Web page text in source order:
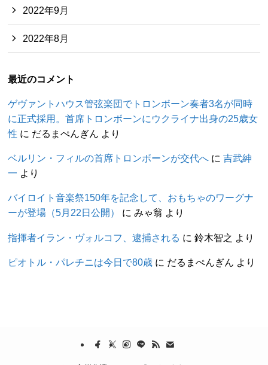
2022年9月
2022年8月
最近のコメント
ゲヴァントハウス管弦楽団でトロンボーン奏者3名が同時
に正式採用。首席トロンボーンにウクライナ出身の25歳女
性 に だるまぺんぎん より
ベルリン・フィルの首席トロンボーンが交代へ に吉武紳
一 より
バイロイト音楽祭150年を記念して、おもちゃのワーグナ
ーが登場（5月22日公開）
にみゃ翁 より
指揮者イラン・ヴォルコフ、逮捕される に鈴木智之 より
ピオトル・パレチニは今日で80歳 に だるまぺんぎん より